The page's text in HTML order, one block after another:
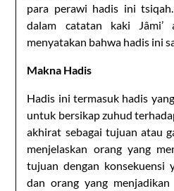
para perawi hadis ini
dalam catatan kaki Jâmi’
menyatakan bahwa hadis ini
Makna Hadis
Hadis ini termasuk hadis
untuk bersikap zuhud
akhirat sebagai tujuan atau
menjelaskan orang yang
tujuan dengan konsekuensi
dan orang yang